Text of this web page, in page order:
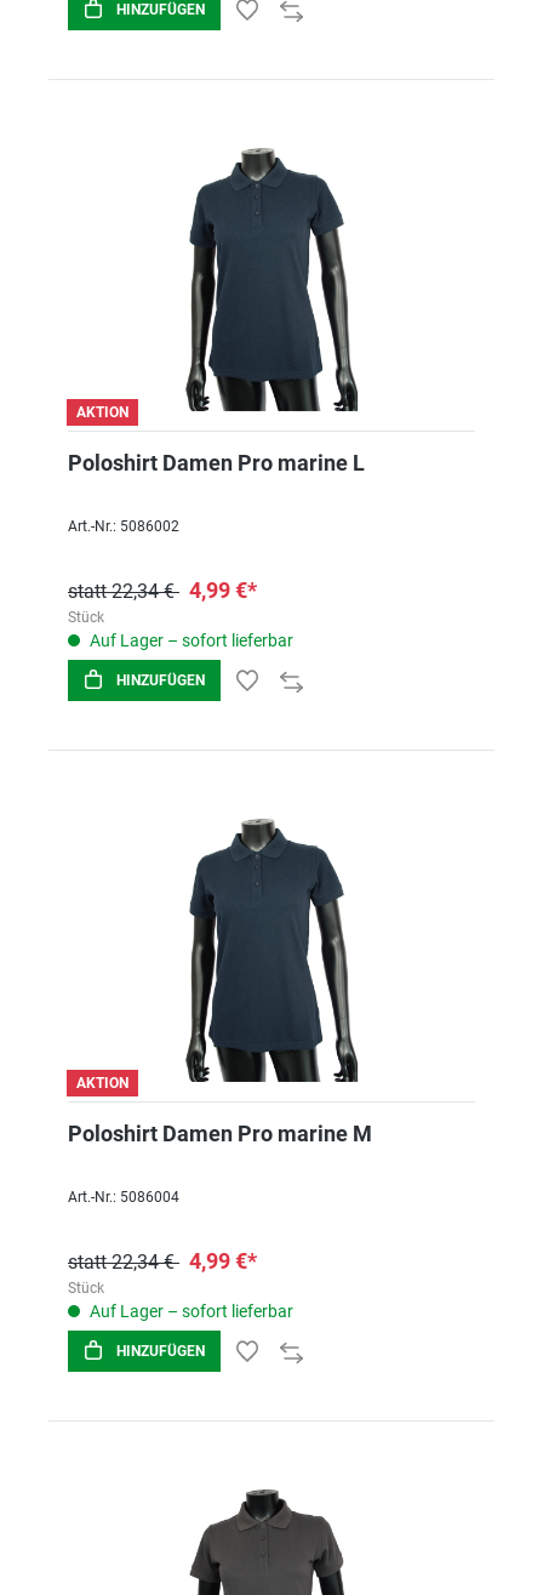
HINZUFÜGEN
AKTION
Poloshirt Damen Pro marine L
Art.-Nr.: 5086002
statt 22,34 € 4,99 €*
Stück
Auf Lager – sofort lieferbar
HINZUFÜGEN
AKTION
Poloshirt Damen Pro marine M
Art.-Nr.: 5086004
statt 22,34 € 4,99 €*
Stück
Auf Lager – sofort lieferbar
HINZUFÜGEN